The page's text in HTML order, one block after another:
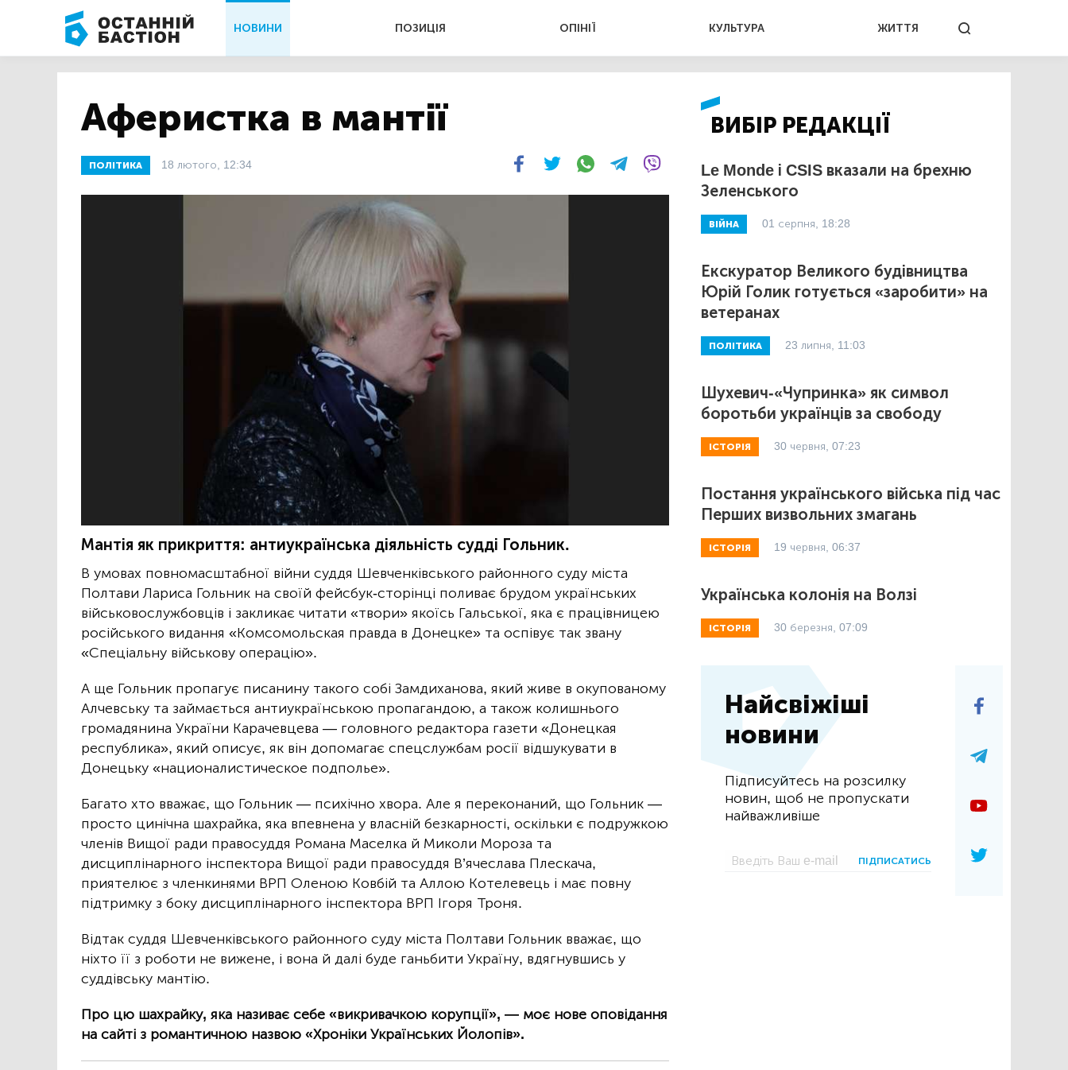
НОВИНИ ПОЗИЦІЯ ОПІНІЇ КУЛЬТУРА ЖИТТЯ
Аферистка в мантії
ПОЛІТИКА 18 лютого, 12:34
Мантія як прикриття: антиукраїнська діяльність судді Гольник.
В умовах повномасштабної війни суддя Шевченківського районного суду міста
Полтави Лариса Гольник на своїй фейсбук-сторінці поливає брудом українських
військовослужбовців і закликає читати «твори» якоїсь Гальської, яка є працівницею
російського видання «Комсомольская правда в Донецке» та оспівує так звану
«Спеціальну військову операцію».
А ще Гольник пропагує писанину такого собі Замдиханова, який живе в окупованому
Алчевську та займається антиукраїнською пропагандою, а також колишнього
громадянина України Карачевцева — головного редактора газети «Донецкая
республика», який описує, як він допомагає спецслужбам росії відшукувати в
Донецьку «националистическое подполье».
Багато хто вважає, що Гольник — психічно хвора. Але я переконаний, що Гольник —
просто цинічна шахрайка, яка впевнена у власній безкарності, оскільки є подружкою
членів Вищої ради правосуддя Романа Маселка й Миколи Мороза та
дисциплінарного інспектора Вищої ради правосуддя В’ячеслава Плескача,
приятелює з членкинями ВРП Оленою Ковбій та Аллою Котелевець і має повну
підтримку з боку дисциплінарного інспектора ВРП Ігоря Троня.
Відтак суддя Шевченківського районного суду міста Полтави Гольник вважає, що
ніхто її з роботи не вижене, і вона й далі буде ганьбити Україну, вдягнувшись у
суддівську мантію.
Про цю шахрайку, яка називає себе «викривачкою корупції», — моє нове оповідання
на сайті з романтичною назвою «Хроніки Українських Йолопів».
ВИБІР РЕДАКЦІЇ
Le Monde і CSIS вказали на брехню
Зеленського
ВІЙНА 01 серпня, 18:28
Екскуратор Великого будівництва
Юрій Голик готується «заробити» на
ветеранах
ПОЛІТИКА 23 липня, 11:03
Шухевич-«Чупринка» як символ
боротьби українців за свободу
ІСТОРІЯ 30 червня, 07:23
Постання українського війська під час
Перших визвольних змагань
ІСТОРІЯ 19 червня, 06:37
Українська колонія на Волзі
ІСТОРІЯ 30 березня, 07:09
Найсвіжіші
новини
Підписуйтесь на розсилку
новин, щоб не пропускати
найважливіше
ПІДПИСАТИСЬ